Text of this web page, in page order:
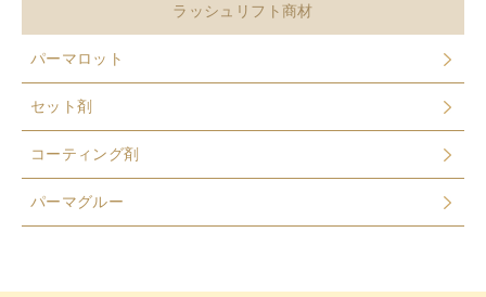
ラッシュリフト商材
パーマロット
セット剤
コーティング剤
パーマグルー